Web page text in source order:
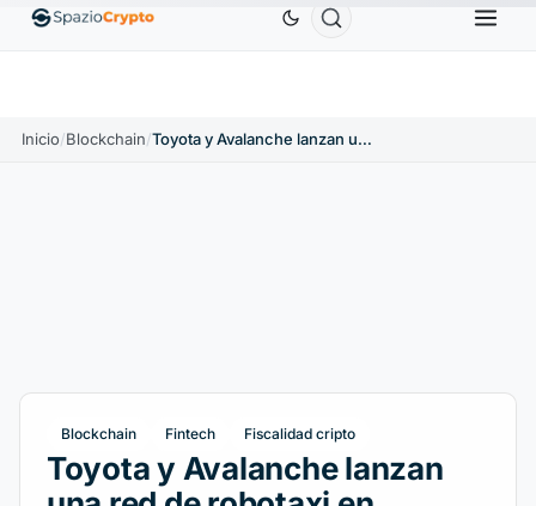
EthereumETH1880,58 US$ TetherUSDT ↑0.00%
Inicio/Blockchain/ Toyota y Avalanche lanzan una red de robotaxi en blockchain
Blockchain Fintech Fiscalidad cripto
Toyota y Avalanche lanzan